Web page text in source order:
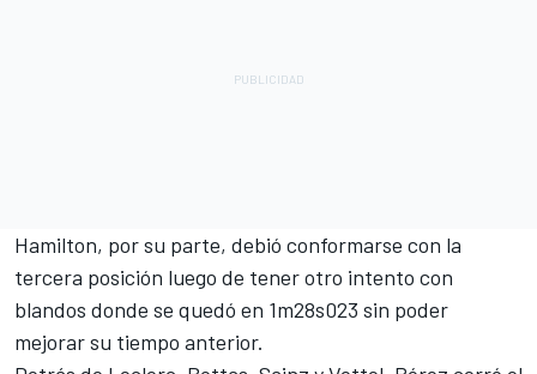
Hamilton, por su parte, debió conformarse con la
tercera posición luego de tener otro intento con
blandos donde se quedó en 1m28s023 sin poder
mejorar su tiempo anterior.